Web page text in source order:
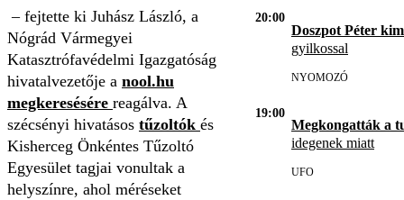
– fejtette ki Juhász László, a
Nógrád Vármegyei
Katasztrófavédelmi Igazgatóság
hivatalvezetője a nool.hu
megkeresésére reagálva. A
szécsényi hivatásos tűzoltók és
Kisherceg Önkéntes Tűzoltó
Egyesület tagjai vonultak a
helyszínre, ahol méréseket
20:00
Doszpot Péter
gyilkossal
NYOMOZÓ
19:00
Megkongatták a
idegenek miatt
UFO